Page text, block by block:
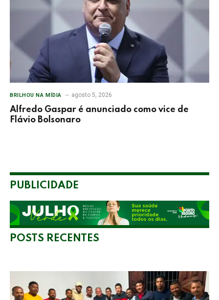
BRILHOU NA MÍDIA agosto 5, 2026
Alfredo Gaspar é anunciado como vice de
Flávio Bolsonaro
PUBLICIDADE
POSTS RECENTES